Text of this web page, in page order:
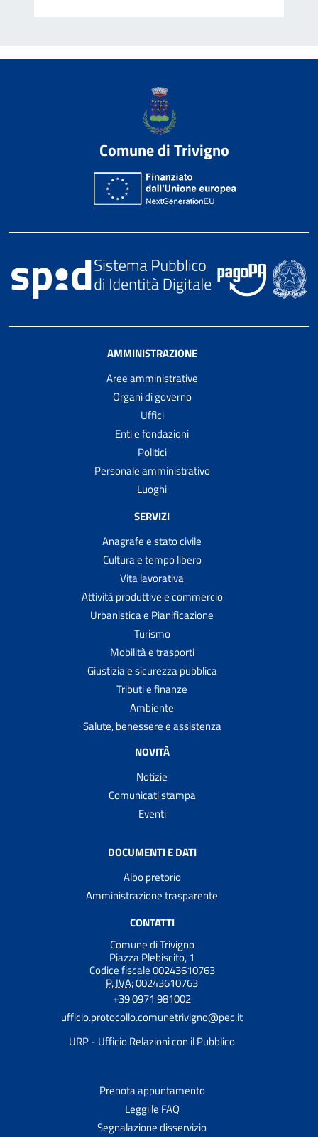
Comune di Trivigno
AMMINISTRAZIONE
Aree amministrative
Organi di governo
Uffici
Enti e fondazioni
Politici
Personale amministrativo
Luoghi
SERVIZI
Anagrafe e stato civile
Cultura e tempo libero
Vita lavorativa
Attività produttive e commercio
Urbanistica e Pianificazione
Turismo
Mobilità e trasporti
Giustizia e sicurezza pubblica
Tributi e finanze
Ambiente
Salute, benessere e assistenza
NOVITÀ
Notizie
Comunicati stampa
Eventi
DOCUMENTI E DATI
Albo pretorio
Amministrazione trasparente
CONTATTI
Comune di Trivigno
Piazza Plebiscito, 1
Codice fiscale 00243610763
P. IVA:00243610763
+39 0971 981002
ufficio.protocollo.comunetrivigno@pec.it
URP - Ufficio Relazioni con il Pubblico
Prenota appuntamento
Leggi le FAQ
Segnalazione disservizio